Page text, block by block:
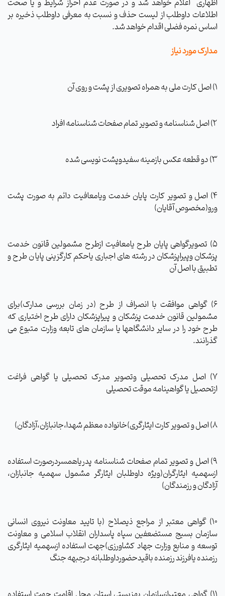
اظهاری اعلام خواهد شد و در صورت عدم احراز شرایط و یا صحت
اطلاعات داوطلب از لیست حذف و نسبت به معرفی داوطلب ذخیره بر
اساس نمره فضلی اقدام خواهد شد.
مدارک مورد نیاز
1) اصل کارت ملی به همراه تصویری از پشت و روی آن
2) اصل شناسنامه و تصویر تمام صفحات شناسنامه افراد
3) دو قطعه عکس بازمینه سفیدوپشت نویسی شده
4) اصل و تصویر کارت پایان خدمت ویامعافیت دائم به صورت پشت
ورو(مخصوص آقایان)
5) تصویرگواهی پایان طرح یامعافیت ازطرح مشمولین قانون خدمت
پزشکان وپیراپزشکان در رشته های اجباری یاحکم کارگزینی پایا ن طرح و
تطبیق با اصل آن
6) گواهی موافقت با انصراف از طرح (در زمان بررسی مدارک)برای
مشمولین قانون خدمت پزشکان و پیراپزشکان دارای طرح اختیاری که
طرح خود را در سایر دانشگاهها یا سازمان های تابعه وزارت متبوع می
گذرانند.
7) اصل مدرک تحصیلی وتصویر مدرک تحصیلی یا گواهی فراغت
ازتحصیل یا گواهینامه موقت تحصیلی
8) اصل و تصویر کارت ایثارگری)خانواده معظم شهدا،جانبازان،آزادگان)
9) اصل و تصویر تمام صفحات شناسنامه پدریاهمسردرصورت استفاده
ازسهمیه ایثارگران(ویژه داوطلبان ایثارگر مشمول سهمیه جانبازان،
آزادگان و رزمندگان)
10) گواهی معتبر از مراجع ذیصلاح (با تایید معاونت نیروی انسانی
سازمان بسیج مستضعفین سپاه پاسداران انقلاب اسلامی و معاونت
توسعه و منابع وزارت جهاد کشاورزی)جهت استفاده ازسهمیه ایثارگری
رزمنده یافرزند رزمنده باقیدحضورداوطلبانه درجبهه جنگ